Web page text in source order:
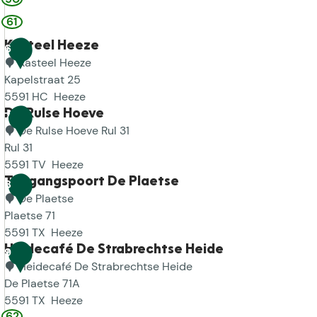
s
e
K
l
u
i
s
i
o
n
P
o
i
n
t
-
V
i
s
i
t
V
a
l
a
r
k
t
1
4
61
6
Kasteel Heeze
Kasteel Heeze
Kapelstraat 25
5591 HC Heeze
K
a
s
t
e
e
l
H
e
e
z
e
7
De Rulse Hoeve
De Rulse Hoeve Rul 31
Rul 31
5591 TV Heeze
D
e
R
u
l
s
e
H
8
Toegangspoort De Plaetse
De Plaetse
Plaetse 71
5591 TX Heeze
T
o
e
g
9
Heidecafé De Strabrechtse Heide
Heidecafé De Strabrechtse Heide
De Plaetse 71A
5591 TX Heeze